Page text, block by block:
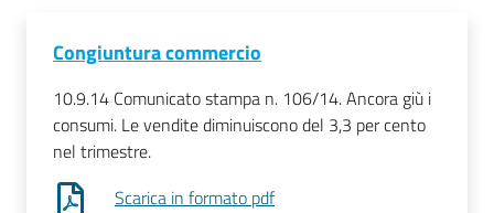
Congiuntura commercio
10.9.14 Comunicato stampa n. 106/14. Ancora giù i
consumi. Le vendite diminuiscono del 3,3 per cento
nel trimestre.
Scarica in formato pdf